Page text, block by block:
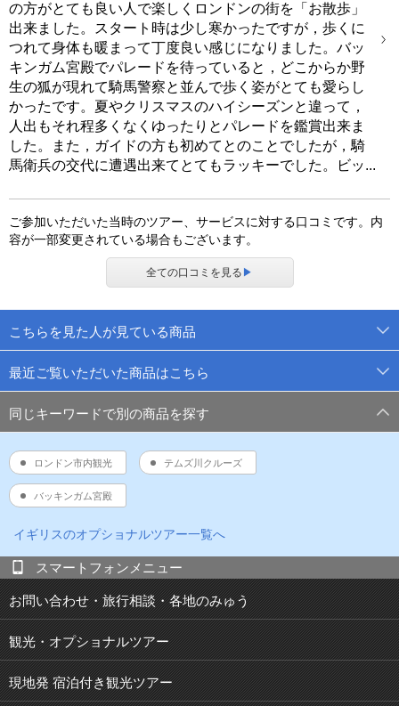
の方がとても良い人で楽しくロンドンの街を「お散歩」
出来ました。スタート時は少し寒かったですが，歩くに
つれて身体も暖まって丁度良い感じになりました。バッ
キンガム宮殿でパレードを待っていると，どこからか野
生の狐が現れて騎馬警察と並んで歩く姿がとても愛らし
かったです。夏やクリスマスのハイシーズンと違って，
人出もそれ程多くなくゆったりとパレードを鑑賞出来ま
した。また，ガイドの方も初めてとのことでしたが，騎
馬衛兵の交代に遭遇出来てとてもラッキーでした。ビッ...
ご参加いただいた当時のツアー、サービスに対する口コミです。内
容が一部変更されている場合もございます。
全ての口コミを見る ▶
こちらを見た人が見ている商品
最近ご覧いただいた商品はこちら
同じキーワードで別の商品を探す
ロンドン市内観光 テムズ川クルーズ
バッキンガム宮殿
イギリスのオプショナルツアー一覧へ
スマートフォンメニュー
お問い合わせ・旅行相談・各地のみゅう
観光・オプショナルツアー
現地発 宿泊付き観光ツアー